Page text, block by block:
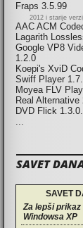
Fraps 3.5.99
2012 i starije
AAC ACM
Lagarith
Google VP8
1.2.0
Koepi's XviD
Swiff Player
Moyea FLV
Real Alternative
DVD Flick
...
SAVET
SAVET
Za lepši
Windowsa XP